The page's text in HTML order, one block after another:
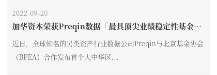
2022-09-20
加华资本荣获Preqin数据「最具顶尖业绩稳定性基金T
近日，全球知名的另类资产行业数据公司Preqin与北京基金协会
（BPEA）合作发布首个大中华区...